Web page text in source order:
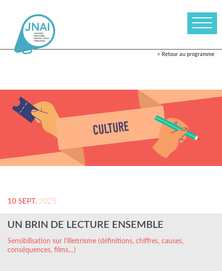
< Retour au programme
10 SEPT. 2025
UN BRIN DE LECTURE ENSEMBLE
Sensibilisation sur l’illettrisme (définitions, chiffres, causes,
conséquences, films…)